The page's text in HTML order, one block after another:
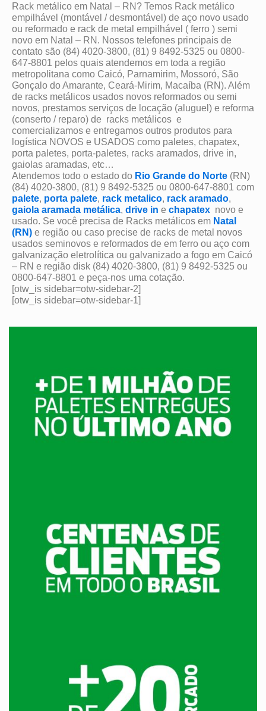
Rack metálico em Natal – RN? Temos Rack metálico
empilhável (montável / desmontável) de aço novo usado
ou reformado e rack de metal empilhável ( ferro ) semi
novo em Natal – RN. Nossos telefones principais de
contato são (84) 4020-3800, (81) 9 8492-5325 ou 0800-
647-8801 pelos quais atendemos em toda a região
metropolitana como Caicó, Parnamirim, Mossoró, São
Gonçalo do Amarante, Ceará-Mirim, Macaíba (RN). Além
de racks metálicos usados novos reformados ou semi
novos, prestamos serviços de locação (aluguel) e reforma
(conserto / reparo) de racks metálicos e
comercializamos e entregamos outros produtos para
logística NOVOS e USADOS como paletes, chapatex,
porta paletes, porta-paletes, racks aramados, drive in,
gaiolas aramadas, etc…
Atendemos todo o estado do Rio Grande do Norte (RN)
(84) 4020-3800, (81) 9 8492-5325 ou 0800-647-8801 com
palete, porta palete, rack metalico, rack aramado,
gaiola aramada metálica, drive in e chapatex novo e
usado. Se você precisa de Racks metálicos em Natal
(RN) e região ou caso precise de racks de metal novos
usados seminovos e reformados de em ferro ou aço com
galvanização eletrolítica ou galvanizado a fogo em Caicó
– RN e região disk (84) 4020-3800, (81) 9 8492-5325 ou
0800-647-8801 e peça-nos uma cotação.
[otw_is sidebar=otw-sidebar-2]
[otw_is sidebar=otw-sidebar-1]